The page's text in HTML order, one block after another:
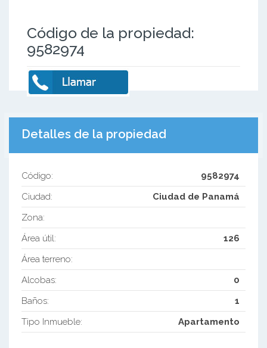
Código de la propiedad:
9582974
Detalles de la propiedad
Código:
9582974
Ciudad:
Ciudad de Panamá
Zona:
Área útil:
126
Área terreno:
Alcobas:
0
Baños:
1
Tipo Inmueble:
Apartamento